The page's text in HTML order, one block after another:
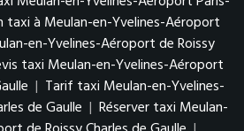
taxi à Meulan-en-Yvelines-Aéroport
en-Yvelines-Aéroport de Roissy
taxi Meulan-en-Yvelines-Aéroport
| Tarif taxi Meulan-en-Yvelines-
de Gaulle | Réserver taxi Meulan-